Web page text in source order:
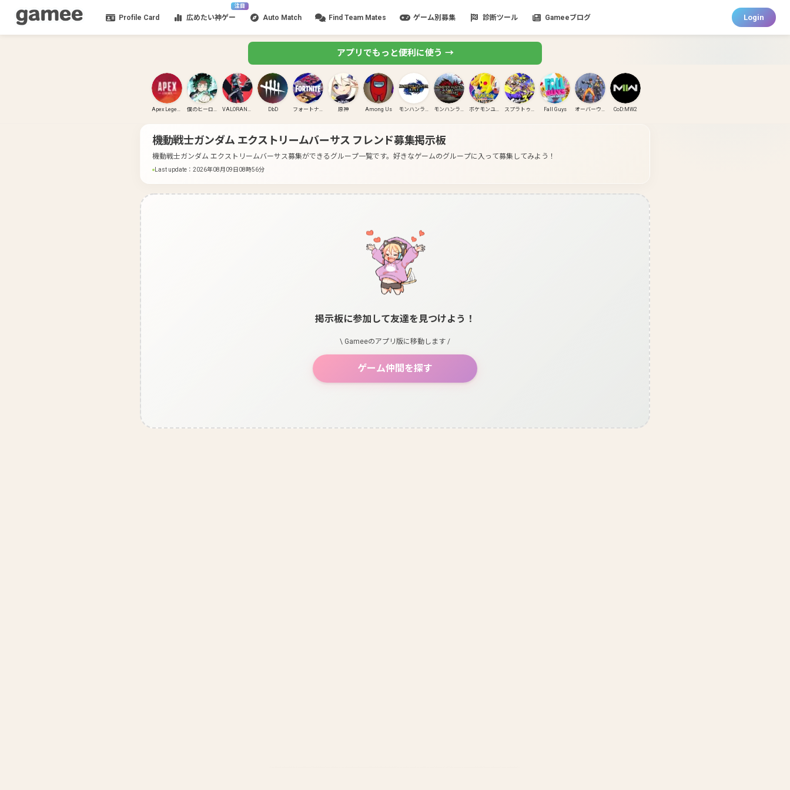
Profile Card
注目
広めたい神ゲー Auto Match Find Team Mates ゲーム別募集 診断ツール Gameeブログ Login
アプリでもっと便利に使う →
Apex Legends 僕のヒーローアカデミア ULTRA RUMBLE VALORANT(PC) DbD フォートナイト 原神 Among Us モンハンライズ モンハンライズ:サンブレイク ポケモンユナイト スプラトゥーン3 Fall Guys オーバーウォッチ CoD:MW2
機動戦士ガンダム エクストリームバーサス フレンド募集掲示板
機動戦士ガンダム エクストリームバーサス募集ができるグループ一覧です。 好きなゲームのグループに入って募集してみよう！
Last update ： 2026年08月09日08時56分
掲示板に参加して友達を見つけよう！
\ Gameeのアプリ版に移動します /
ゲーム仲間を探す